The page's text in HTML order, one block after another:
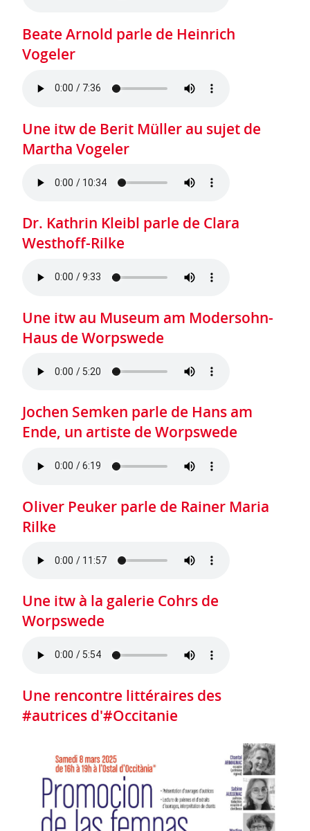
Beate Arnold parle de Heinrich
Vogeler
Une itw de Berit Müller au sujet de
Martha Vogeler
Dr. Kathrin Kleibl parle de Clara
Westhoff-Rilke
Une itw au Museum am Modersohn-
Haus de Worpswede
Jochen Semken parle de Hans am
Ende, un artiste de Worpswede
Oliver Peuker parle de Rainer Maria
Rilke
Une itw à la galerie Cohrs de
Worpswede
Une rencontre littéraires des
#autrices d'#Occitanie